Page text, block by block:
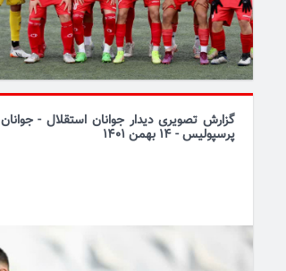
گزارش تصویری دیدار جوانان استقلال - جوانان
پرسپولیس - 14 بهمن 1401